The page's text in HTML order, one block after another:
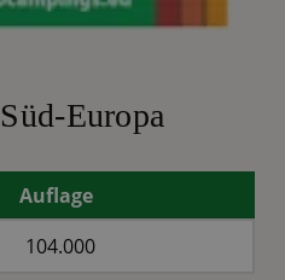
Europa
Auflage
104.000